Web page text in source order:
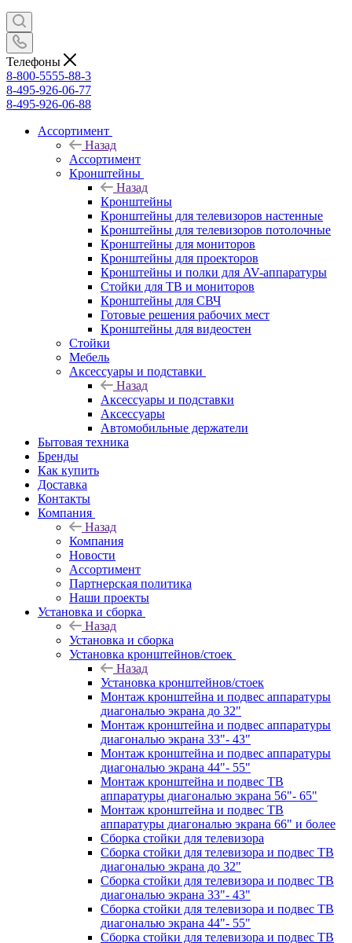
Телефоны
8-800-5555-88-3
8-495-926-06-77
8-495-926-06-88
Ассортимент
Назад
Ассортимент
Кронштейны
Назад
Кронштейны
Кронштейны для телевизоров настенные
Кронштейны для телевизоров потолочные
Кронштейны для мониторов
Кронштейны для проекторов
Кронштейны и полки для AV-аппаратуры
Стойки для ТВ и мониторов
Кронштейны для СВЧ
Готовые решения рабочих мест
Кронштейны для видеостен
Стойки
Мебель
Аксессуары и подставки
Назад
Аксессуары и подставки
Аксессуары
Автомобильные держатели
Бытовая техника
Бренды
Как купить
Доставка
Контакты
Компания
Назад
Компания
Новости
Ассортимент
Партнерская политика
Наши проекты
Установка и сборка
Назад
Установка и сборка
Установка кронштейнов/стоек
Назад
Установка кронштейнов/стоек
Монтаж кронштейна и подвес аппаратуры
диагональю экрана до 32"
Монтаж кронштейна и подвес аппаратуры
диагональю экрана 33"- 43"
Монтаж кронштейна и подвес аппаратуры
диагональю экрана 44"- 55"
Монтаж кронштейна и подвес ТВ
аппаратуры диагональю экрана 56"- 65"
Монтаж кронштейна и подвес ТВ
аппаратуры диагональю экрана 66" и более
Сборка стойки для телевизора
Сборка стойки для телевизора и подвес ТВ
диагональю экрана до 32"
Сборка стойки для телевизора и подвес ТВ
диагональю экрана 33"- 43"
Сборка стойки для телевизора и подвес ТВ
диагональю экрана 44"- 55"
Сборка стойки для телевизора и подвес ТВ